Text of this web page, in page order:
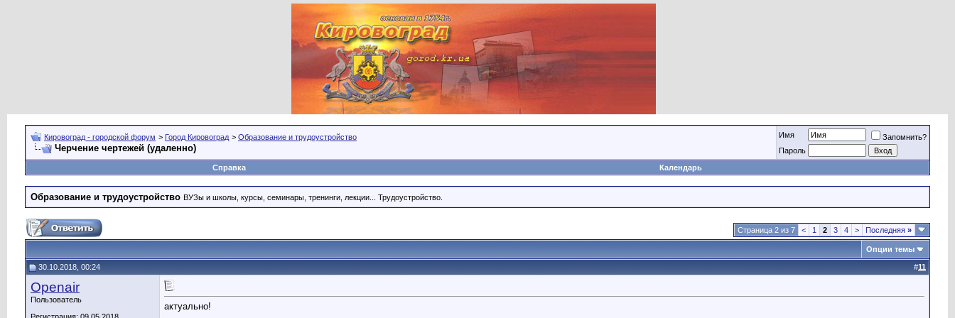
Кировоград - городской форум > Город Кировоград > Образование и трудоустройство
Черчение чертежей (удаленно)
Имя
Запомнить?
Пароль
Справка
Календарь
Образование и трудоустройство ВУЗы и школы, курсы, семинары, тренинги, лекции... Трудоустройство.
Страница 2 из 7 < 1 2 3 4 > Последняя »
Опции темы
30.10.2018, 00:24 #11
Openair
Пользователь
актуально!